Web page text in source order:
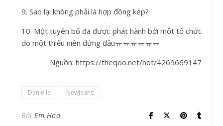
9. Sao lại không phải là hợp đồng kép?
10. Một tuyên bố đã được phát hành bởi một tổ chức
do một thiếu niên đứng đầuㅠㅠㅠㅠㅠㅠ
Nguồn: https://theqoo.net/hot/4269669147
Danielle NewJeans
Bởi Em Hoa